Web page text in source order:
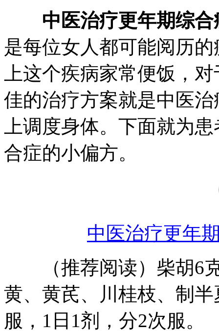
中医治疗更年期综
是每位女人都可能阅历
上这个疾病家常便饭，
佳的治疗方案就是中医
上调度身体。下面就为
合症的小偏方。
中医治疗更年
（推荐阅读）柴胡6克
黄、黄芪、川桂枝、制
服，1日1剂，分2次服。